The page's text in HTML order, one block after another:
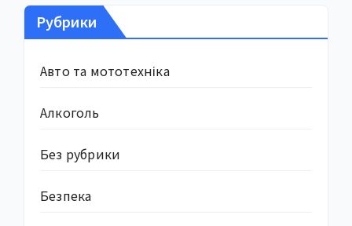
Рубрики
Авто та мототехніка
Алкоголь
Без рубрики
Безпека